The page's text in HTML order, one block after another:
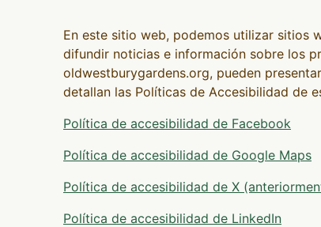
En este sitio web, podemos utilizar sitios
difundir noticias e información sobre los
oldwestburygardens.org, pueden
detallan las Políticas de Accesibilidad de
Política de accesibilidad de Facebook
Política de accesibilidad de Google Maps
Política de accesibilidad de X
Política de accesibilidad de LinkedIn